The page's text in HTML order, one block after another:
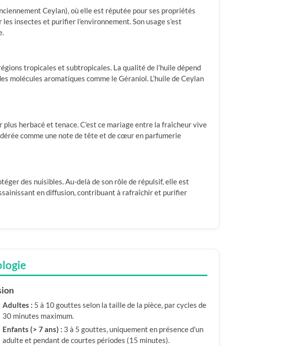
Ceylan), où elle est réputée pour ses propriétés
insectes et purifier l’environnement. Son usage s’est
tropicales et subtropicales. La qualité de l’huile dépend
aromatiques comme le Géraniol. L’huile de Ceylan
herbacé et tenace. C’est ce mariage entre la fraîcheur vive
comme une note de tête et de cœur en parfumerie
des nuisibles. Au-delà de son rôle de répulsif, elle est
en diffusion, contribuant à rafraîchir et purifier
Adultes : 5 à 10 gouttes selon la taille de la pièce, par cycles de
30 minutes maximum.
Enfants (> 7 ans) : 3 à 5 gouttes, uniquement en présence d'un
adulte et pendant de courtes périodes (15 minutes).